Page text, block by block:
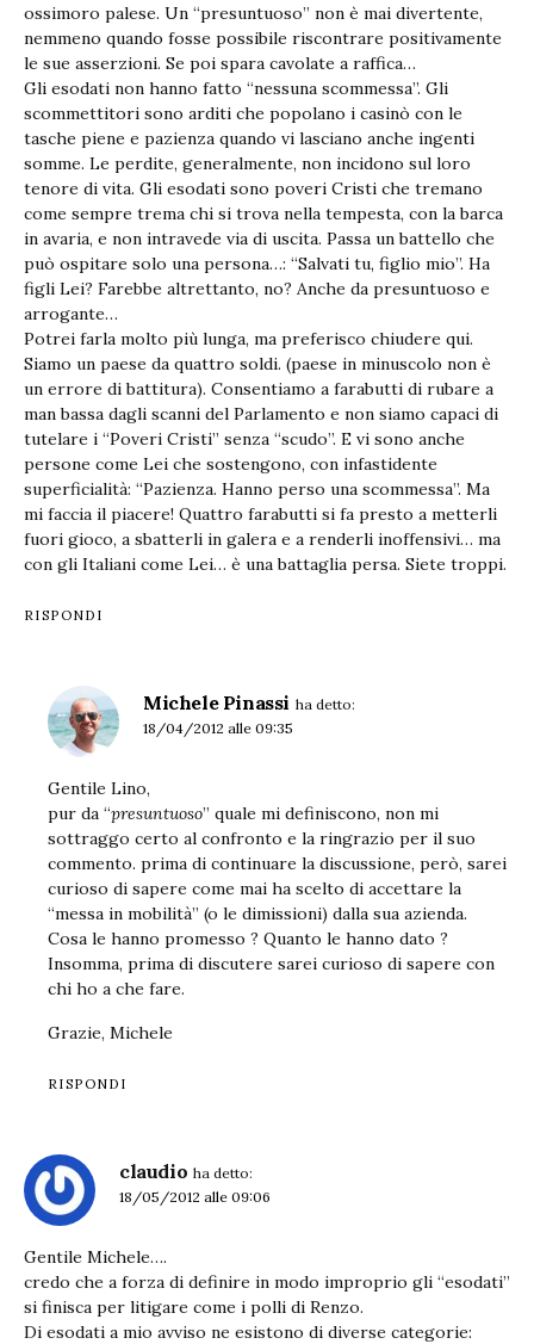
ossimoro palese. Un “presuntuoso” non è mai divertente,
nemmeno quando fosse possibile riscontrare positivamente
le sue asserzioni. Se poi spara cavolate a raffica…
Gli esodati non hanno fatto “nessuna scommessa”. Gli
scommettitori sono arditi che popolano i casinò con le
tasche piene e pazienza quando vi lasciano anche ingenti
somme. Le perdite, generalmente, non incidono sul loro
tenore di vita. Gli esodati sono poveri Cristi che tremano
come sempre trema chi si trova nella tempesta, con la barca
in avaria, e non intravede via di uscita. Passa un battello che
può ospitare solo una persona…: “Salvati tu, figlio mio”. Ha
figli Lei? Farebbe altrettanto, no? Anche da presuntuoso e
arrogante…
Potrei farla molto più lunga, ma preferisco chiudere qui.
Siamo un paese da quattro soldi. (paese in minuscolo non è
un errore di battitura). Consentiamo a farabutti di rubare a
man bassa dagli scanni del Parlamento e non siamo capaci di
tutelare i “Poveri Cristi” senza “scudo”. E vi sono anche
persone come Lei che sostengono, con infastidente
superficialità: “Pazienza. Hanno perso una scommessa”. Ma
mi faccia il piacere! Quattro farabutti si fa presto a metterli
fuori gioco, a sbatterli in galera e a renderli inoffensivi… ma
con gli Italiani come Lei… è una battaglia persa. Siete troppi.
RISPONDI
Michele Pinassi ha detto:
18/04/2012 alle 09:35
Gentile Lino,
pur da “presuntuoso” quale mi definiscono, non mi
sottraggo certo al confronto e la ringrazio per il suo
commento. prima di continuare la discussione, però, sarei
curioso di sapere come mai ha scelto di accettare la
“messa in mobilità” (o le dimissioni) dalla sua azienda.
Cosa le hanno promesso ? Quanto le hanno dato ?
Insomma, prima di discutere sarei curioso di sapere con
chi ho a che fare.
Grazie, Michele
RISPONDI
claudio ha detto:
18/05/2012 alle 09:06
Gentile Michele….
credo che a forza di definire in modo improprio gli “esodati”
si finisca per litigare come i polli di Renzo.
Di esodati a mio avviso ne esistono di diverse categorie: